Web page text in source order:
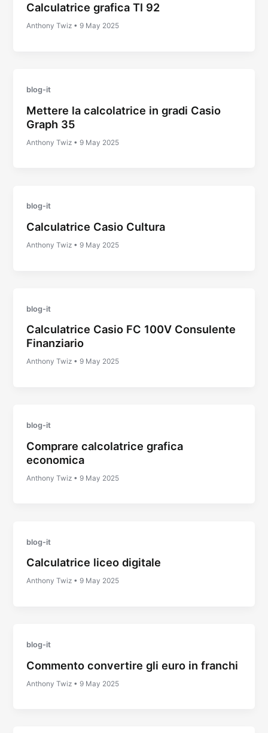
Calculatrice grafica TI 92
Anthony Twiz •9 May 2025
blog-it
Mettere la calcolatrice in gradi Casio
Graph 35
Anthony Twiz •9 May 2025
blog-it
Calculatrice Casio Cultura
Anthony Twiz •9 May 2025
blog-it
Calculatrice Casio FC 100V Consulente
Finanziario
Anthony Twiz •9 May 2025
blog-it
Comprare calcolatrice grafica
economica
Anthony Twiz •9 May 2025
blog-it
Calculatrice liceo digitale
Anthony Twiz •9 May 2025
blog-it
Commento convertire gli euro in franchi
Anthony Twiz •9 May 2025